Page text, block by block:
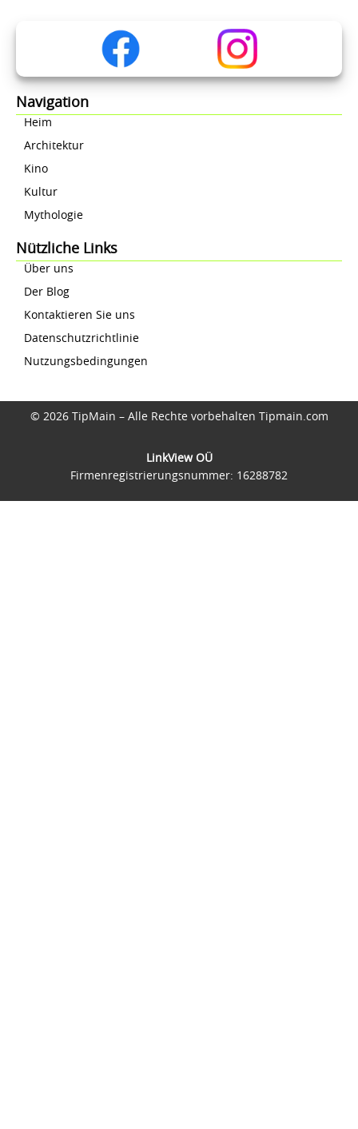
Navigation
Heim
Architektur
Kino
Kultur
Mythologie
Nützliche Links
Über uns
Der Blog
Kontaktieren Sie uns
Datenschutzrichtlinie
Nutzungsbedingungen
© 2026 TipMain – Alle Rechte vorbehalten Tipmain.com
LinkView OÜ
Firmenregistrierungsnummer: 16288782